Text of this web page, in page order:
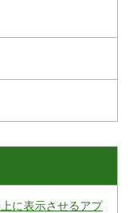
に表示させるアプ